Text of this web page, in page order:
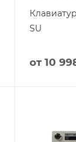
SU
от 10